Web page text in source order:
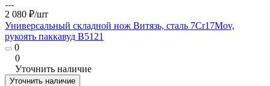
2 080 ₽/шт
Универсальный складной нож Витязь, сталь 7Cr17Mov,
рукоять паккавуд B5121
0
0
Уточнить наличие
Уточнить наличие